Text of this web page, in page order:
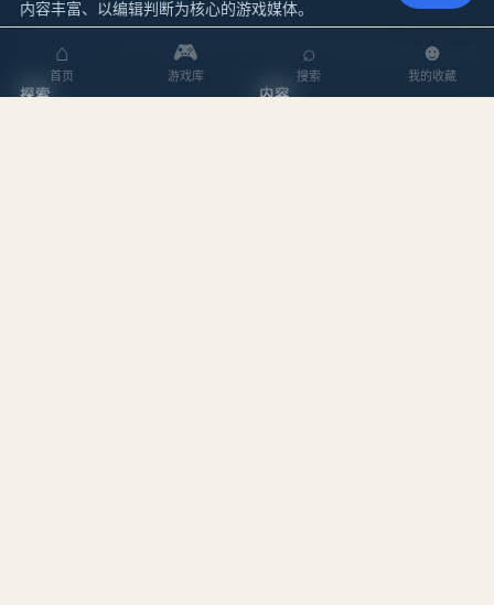
内容丰富、以编辑判断为核心的游戏媒体。
探索 内容
⌂
首页
🎮
游戏库
⌕
搜索
☻
我的收藏